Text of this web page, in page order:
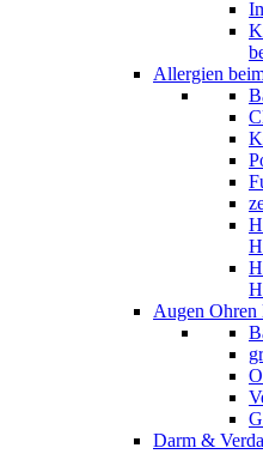
Allergien
Augen Ohren
Darm &